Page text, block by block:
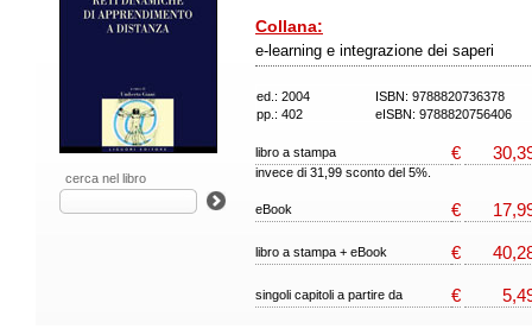
cerca nel libro
Collana:
e-learning e integrazione dei saperi
ed.: 2004
ISBN: 9788820736378
pp.: 402
eISBN: 9788820756406
libro a stampa €
invece di 31,99 sconto del 5%.
eBook €
libro a stampa + eBook €
singoli capitoli a partire da €